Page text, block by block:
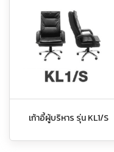
เก้าอี้ผู้บริหาร รุ่น KL1/S